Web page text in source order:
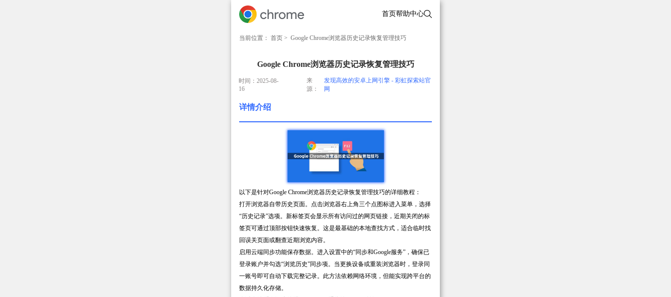
首页帮助中心
当前位置： 首页 > Google Chrome浏览器历史记录恢复管理技巧
Google Chrome浏览器历史记录恢复管理技巧
时间：2025-08-
16
来
源：
发现高效的安卓上网引擎 - 彩虹探索站官
网
详情介绍
以下是针对Google Chrome浏览器历史记录恢复管理技巧的详细教程：
打开浏览器自带历史页面。点击浏览器右上角三个点图标进入菜单，选择
“历史记录”选项。新标签页会显示所有访问过的网页链接，近期关闭的标
签页可通过顶部按钮快速恢复。这是最基础的本地查找方式，适合临时找
回误关页面或翻查近期浏览内容。
启用云端同步功能保存数据。进入设置中的“同步和Google服务”，确保已
登录账户并勾选“浏览历史”同步项。当更换设备或重装浏览器时，登录同
一账号即可自动下载完整记录。此方法依赖网络环境，但能实现跨平台的
数据持久化存储。